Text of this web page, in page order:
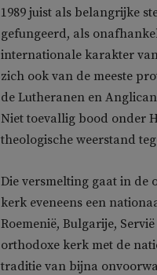
1989 juist als belangrijke
gefungeerd, als
internationale karakter
zich ook van de meeste
de Lutheranen en
Niet toevallig bood onder
theologische weerstand
Die versmelting gaat in de
kerk eveneens een
Roemenië, Bulgarije,
orthodoxe kerk met de
traditie van bijna